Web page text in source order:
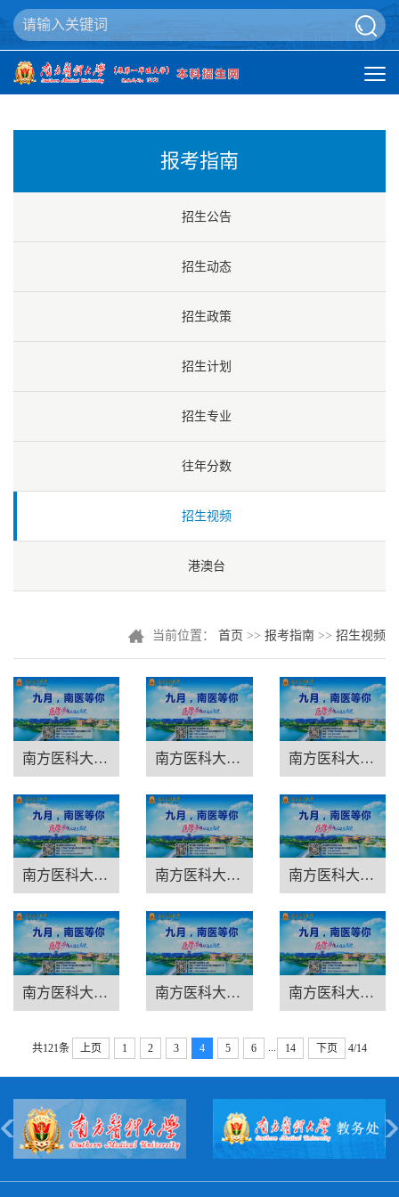
报考指南
招生公告
招生动态
招生政策
招生计划
招生专业
往年分数
招生视频
港澳台
当前位置： 首页 >> 报考指南 >> 招生视频
南方医科大学招生宣讲-福建专场 南方医科大学招生宣讲-江苏专场 南方医科大学招生宣讲-北京专场
南方医科大学招生宣讲-湖北专场 南方医科大学招生宣讲-海南专场 南方医科大学招生宣讲-贵州专场
南方医科大学招生宣讲-新疆、青... 南方医科大学招生宣讲-陕西专场 南方医科大学招生宣讲-辽宁专场
共121条 上页 1 2 3 4 5 6 14 下页 4/14